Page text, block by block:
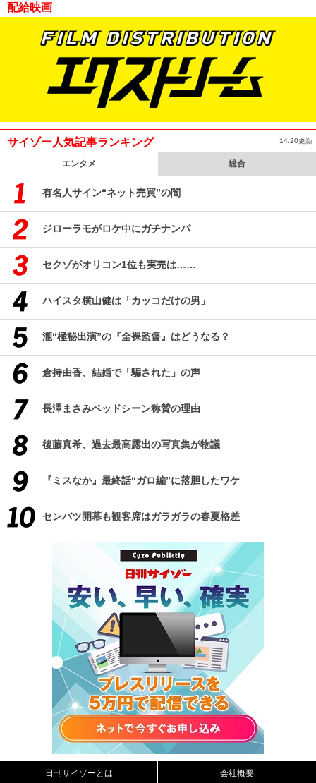
配給映画
サイゾー人気記事ランキング 14:20更新
エンタメ 総合
有名人サイン“ネット売買”の闇
ジローラモがロケ中にガチナンパ
セクゾがオリコン1位も実売は……
ハイスタ横山健は「カッコだけの男」
瀧“極秘出演”の『全裸監督』はどうなる？
倉持由香、結婚で「騙された」の声
長澤まさみベッドシーン称賛の理由
後藤真希、過去最高露出の写真集が物議
『ミスなか』最終話“ガロ編”に落胆したワケ
センバツ開幕も観客席はガラガラの春夏格差
日刊サイゾーとは 会社概要